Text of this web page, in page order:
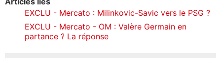
EXCLU - Mercato : Milinkovic-Savic vers le PSG ?
EXCLU - Mercato - OM : Valère Germain en
partance ? La réponse